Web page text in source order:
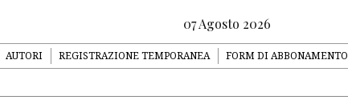
07 Agosto 2026
AUTORI REGISTRAZIONE TEMPORANEA FORM DI ABBONAMENTO